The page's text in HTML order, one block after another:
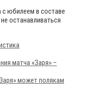
юбилеем в составе
останавливаться
матча «Заря» –
может полякам